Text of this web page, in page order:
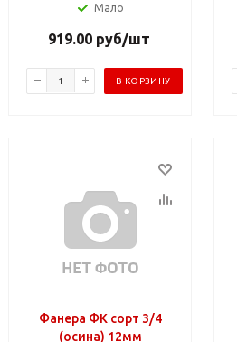
Мало
919.00руб/шт
В КОРЗИНУ
Фанера ФК сорт 3/4
(осина) 12мм